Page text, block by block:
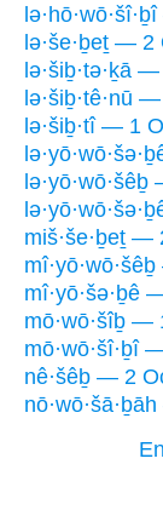
lə·še·ḇeṯ — 2
lə·šiḇ·tə·ḵā
lə·šiḇ·tê·nū
lə·šiḇ·tî — 1
miš·še·ḇeṯ —
mî·yō·šə·ḇê
mō·wō·šîḇ —
mō·wō·šî·ḇî
nê·šêḇ — 2